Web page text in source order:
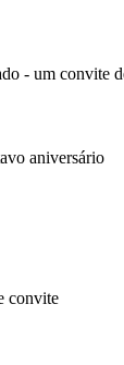
- um convite
aniversário
convite